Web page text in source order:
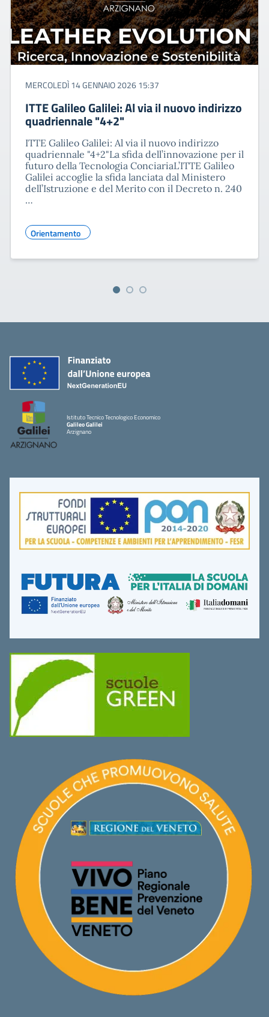
MERCOLEDÌ 14 GENNAIO 2026 15:37
ITTE Galileo Galilei: Al via il nuovo indirizzo
quadriennale "4+2"
ITTE Galileo Galilei: Al via il nuovo indirizzo
quadriennale "4+2"La sfida dell’innovazione per il
futuro della Tecnologia ConciariaL’ITTE Galileo
Galilei accoglie la sfida lanciata dal Ministero
dell’Istruzione e del Merito con il Decreto n. 240
…
Orientamento
Istituto Tecnico Tecnologico Economico
Galileo Galilei
Arzignano